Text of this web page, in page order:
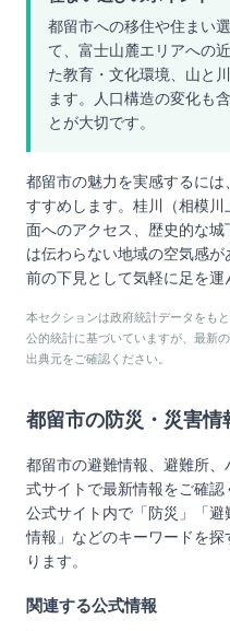
都留市への移住や住まい
て、富士山麓エリアへの
た教育・文化環境、山と
ます。人口構造の変化も
とが大切です。
都留市の魅力を実感するに
すすめします。桂川（相模
面へのアクセス、歴史的な
は伝わらない地域の空気感
前の下見として気軽に足を運
本セクションは政府統計データをも
公的統計に基づいていますが、最新
出典元をご確認ください。
都留市の防災・災害情
都留市の避難情報、避難所、
式サイトで最新情報をご確認
公式サイト内で「防災」「
情報」などのキーワードを
ります。
関連する公式情報